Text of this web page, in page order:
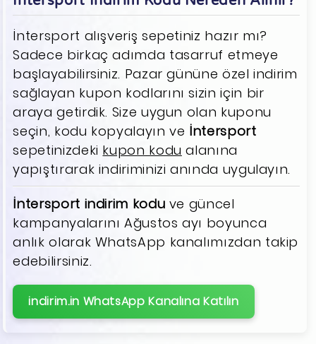
İntersport alışveriş sepetiniz hazır mı?
Sadece birkaç adımda tasarruf etmeye
başlayabilirsiniz. Pazar gününe özel indirim
sağlayan kupon kodlarını sizin için bir
araya getirdik. Size uygun olan kuponu
seçin, kodu kopyalayın ve İntersport
sepetinizdeki kupon kodu alanına
yapıştırarak indiriminizi anında uygulayın.
İntersport indirim kodu ve güncel
kampanyalarını Ağustos ayı boyunca
anlık olarak WhatsApp kanalımızdan takip
edebilirsiniz.
indirim.in WhatsApp Kanalına Katılın